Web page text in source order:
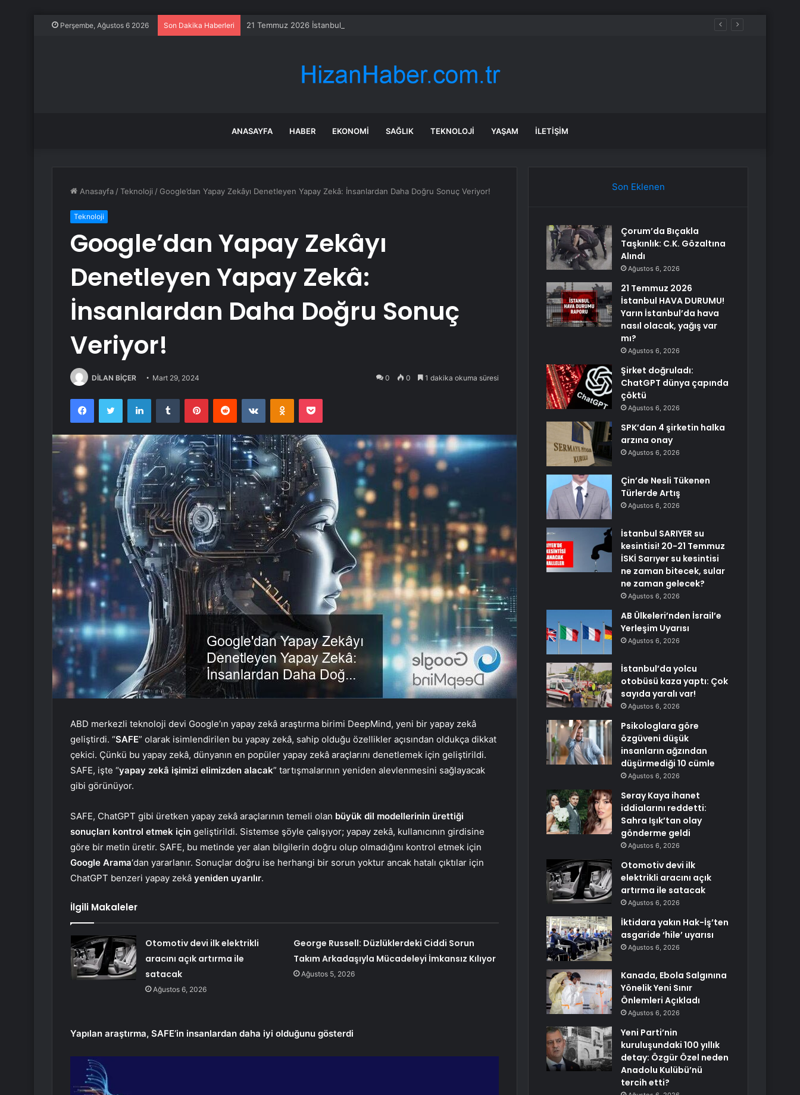
Perşembe, Ağustos 6 2026 Son Dakika Haberleri 21 Temmuz 2026 İstanbul HAVA DURUMU! Yarın İstanbul’da hava nasıl olacak, yağış var mı?
ANASAYFA HABER EKONOMI SAĞLIK TEKNOLOJI YAŞAM İLETIŞIM
Anasayfa /Teknoloji / Google’dan Yapay Zekâyı Denetleyen Yapay Zekâ: İnsanlardan Daha Doğru Sonuç Veriyor!
Teknoloji
Google’dan Yapay Zekâyı
Denetleyen Yapay Zekâ:
İnsanlardan Daha Doğru Sonuç
Veriyor!
DİLAN BİÇER Mart 29, 2024 0 0 1 dakika okuma süresi
FacebookTwitter LinkedInTumblr PinterestReddit VKontakteOdnoklassniki
Pocket
ABD merkezli teknoloji devi Google’ın yapay zekâ araştırma birimi DeepMind, yeni bir yapay zekâ
geliştirdi. “SAFE” olarak isimlendirilen bu yapay zekâ, sahip olduğu özellikler açısından oldukça dikkat
çekici. Çünkü bu yapay zekâ, dünyanın en popüler yapay zekâ araçlarını denetlemek için geliştirildi.
SAFE, işte “yapay zekâ işimizi elimizden alacak” tartışmalarının yeniden alevlenmesini sağlayacak
gibi görünüyor.
SAFE, ChatGPT gibi üretken yapay zekâ araçlarının temeli olan büyük dil modellerinin ürettiği
sonuçları kontrol etmek için geliştirildi. Sistemse şöyle çalışıyor; yapay zekâ, kullanıcının girdisine
göre bir metin üretir. SAFE, bu metinde yer alan bilgilerin doğru olup olmadığını kontrol etmek için
Google Arama‘dan yararlanır. Sonuçlar doğru ise herhangi bir sorun yoktur ancak hatalı çıktılar için
ChatGPT benzeri yapay zekâ yeniden uyarılır.
İlgili Makaleler
Otomotiv devi ilk elektrikli
aracını açık artırma ile
satacak
Ağustos 6, 2026
George Russell: Düzlüklerdeki Ciddi Sorun
Takım Arkadaşıyla Mücadeleyi İmkansız Kılıyor
Ağustos 5, 2026
Yapılan araştırma, SAFE’in insanlardan daha iyi olduğunu gösterdi
Son Eklenen
Çorum’da Bıçakla
Taşkınlık: C.K. Gözaltına
Alındı
Ağustos 6, 2026
21 Temmuz 2026
İstanbul HAVA DURUMU!
Yarın İstanbul’da hava
nasıl olacak, yağış var
mı?
Ağustos 6, 2026
Şirket doğruladı:
ChatGPT dünya çapında
çöktü
Ağustos 6, 2026
SPK’dan 4 şirketin halka
arzına onay
Ağustos 6, 2026
Çin’de Nesli Tükenen
Türlerde Artış
Ağustos 6, 2026
İstanbul SARIYER su
kesintisi! 20-21 Temmuz
İSKİ Sarıyer su kesintisi
ne zaman bitecek, sular
ne zaman gelecek?
Ağustos 6, 2026
AB Ülkeleri’nden İsrail’e
Yerleşim Uyarısı
Ağustos 6, 2026
İstanbul’da yolcu
otobüsü kaza yaptı: Çok
sayıda yaralı var!
Ağustos 6, 2026
Psikologlara göre
özgüveni düşük
insanların ağzından
düşürmediği 10 cümle
Ağustos 6, 2026
Seray Kaya ihanet
iddialarını reddetti:
Sahra Işık’tan olay
gönderme geldi
Ağustos 6, 2026
Otomotiv devi ilk
elektrikli aracını açık
artırma ile satacak
Ağustos 6, 2026
İktidara yakın Hak-İş’ten
asgaride ‘hile’ uyarısı
Ağustos 6, 2026
Kanada, Ebola Salgınına
Yönelik Yeni Sınır
Önlemleri Açıkladı
Ağustos 6, 2026
Yeni Parti’nin
kuruluşundaki 100 yıllık
detay: Özgür Özel neden
Anadolu Kulübü’nü
tercih etti?